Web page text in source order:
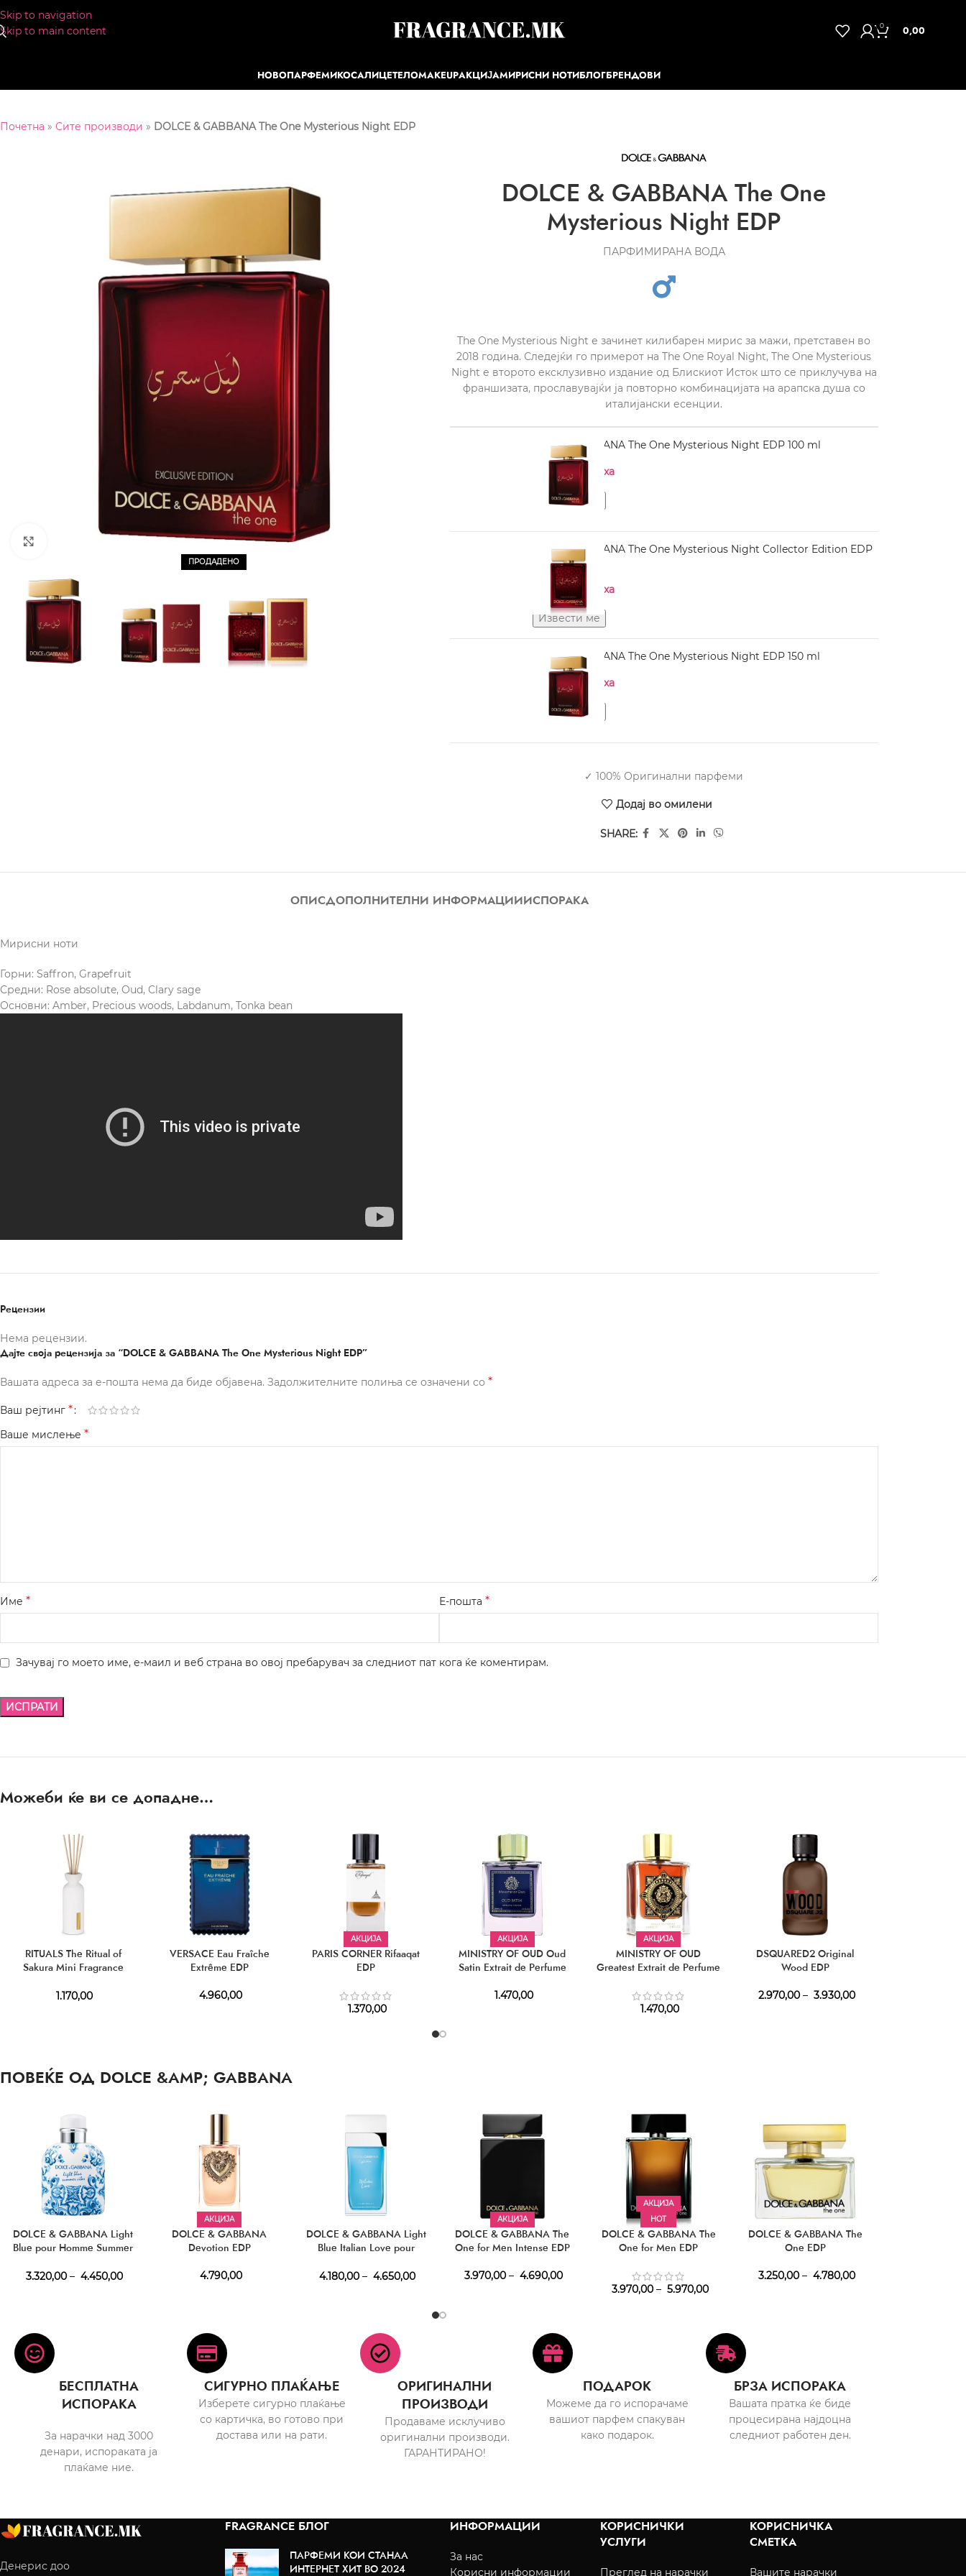
Skip to navigation
Skip to main content
0 0,00
НОВОПАРФЕМИКОСАЛИЦЕТЕЛОMAKEUPАКЦИЈАМИРИСНИ НОТИБЛОГБРЕНДОВИ
Почетна » Сите производи » DOLCE & GABBANA The One Mysterious Night EDP
ПРОДАДЕНО
DOLCE & GABBANA The One
Mysterious Night EDP
ПАРФИМИРАНА ВОДА
The One Mysterious Night е зачинет килибарен мирис за мажи, претставен во
2018 година. Следејќи го примерот на The One Royal Night, The One Mysterious
Night е второто ексклузивно издание од Блискиот Исток што се приклучува на
франшизата, прославувајќи ја повторно комбинацијата на арапска душа со
италијански есенции.
DOLCE GABBANA The One Mysterious Night EDP 100 ml
Нема на залиха
DOLCE GABBANA The One Mysterious Night Collector Edition EDP
100 ml
Нема на залиха
DOLCE GABBANA The One Mysterious Night EDP 150 ml
Нема на залиха
✓ 100% Оригинални парфеми
Додај во омилени
SHARE:
ОПИСДОПОЛНИТЕЛНИ ИНФОРМАЦИИИСПОРАКА
Мирисни ноти
Горни: Saffron, Grapefruit
Средни: Rose absolute, Oud, Clary sage
Основни: Amber, Precious woods, Labdanum, Tonka bean
Рецензии
Нема рецензии.
Дајте своја рецензија за “DOLCE & GABBANA The One Mysterious Night EDP”
Вашата адреса за е-пошта нема да биде објавена. Задолжителните полиња се означени со *
Ваш рејтинг *
Ваше мислење *
Име * Е-пошта *
Зачувај го моето име, е-маил и веб страна во овој пребарувач за следниот пат кога ќе коментирам.
Можеби ќе ви се допадне…
RITUALS The Ritual of
Sakura Mini Fragrance
1.170,00
VERSACE Eau Fraîche
Extrême EDP
4.960,00
АКЦИЈА
PARIS CORNER Rifaaqat
EDP
1.370,00
АКЦИЈА
MINISTRY OF OUD Oud
Satin Extrait de Perfume
1.470,00
АКЦИЈА
MINISTRY OF OUD
Greatest Extrait de Perfume
1.470,00
DSQUARED2 Original
Wood EDP
2.970,00 – 3.930,00
ПОВЕЌЕ ОД DOLCE &AMP; GABBANA
DOLCE & GABBANA Light
Blue pour Homme Summer
3.320,00 – 4.450,00
АКЦИЈА
DOLCE & GABBANA
Devotion EDP
4.790,00
DOLCE & GABBANA Light
Blue Italian Love pour
4.180,00 – 4.650,00
АКЦИЈА
DOLCE & GABBANA The
One for Men Intense EDP
3.970,00 – 4.690,00
АКЦИЈА
HOT
DOLCE & GABBANA The
One for Men EDP
3.970,00 – 5.970,00
DOLCE & GABBANA The
One EDP
3.250,00 – 4.780,00
БЕСПЛАТНА
ИСПОРАКА
За нарачки над 3000
денари, испораката ја
плаќаме ние.
СИГУРНО ПЛАЌАЊЕ
Изберете сигурно плаќање
со картичка, во готово при
достава или на рати.
ОРИГИНАЛНИ
ПРОИЗВОДИ
Продаваме исклучиво
оригинални производи.
ГАРАНТИРАНО!
ПОДАРОК
Можеме да го испорачаме
вашиот парфем спакуван
како подарок.
БРЗА ИСПОРАКА
Вашата пратка ќе биде
процесирана најдоцна
следниот работен ден.
Денерис доо
FRAGRANCE БЛОГ
ПАРФЕМИ КОИ СТАНАА
ИНТЕРНЕТ ХИТ ВО 2024
ИНФОРМАЦИИ
За нас
Корисни информации
КОРИСНИЧКИ
УСЛУГИ
Преглед на нарачки
КОРИСНИЧКА
СМЕТКА
Вашите нарачки